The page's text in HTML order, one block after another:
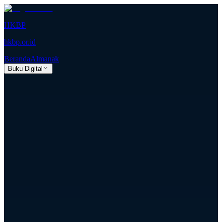
HKBP
hkbp.or.id
BerandaAlmanak
Buku Digital